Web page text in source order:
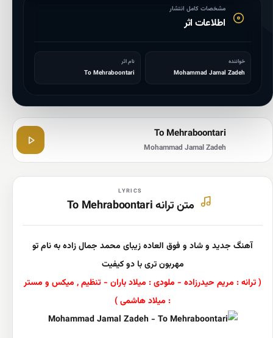
مشخصات کامل انتشار
اطلاعات اثر
خواننده
Mohammad Jamal Zadeh
نام اثر
To Mehraboontari
To Mehraboontari
Mohammad Jamal Zadeh
LYRICS
متن ترانه To Mehraboontari
آهنگ جدید و شاد و فوق العاده زیبای محمد جمال زادهبه نامتو
مهربون تریبا دو کیفیت
( ترانه : مریم حیدرزاده - ملودی : میلاد باران - تنظیم , میکس و مستر
: میلاد هاشمی )